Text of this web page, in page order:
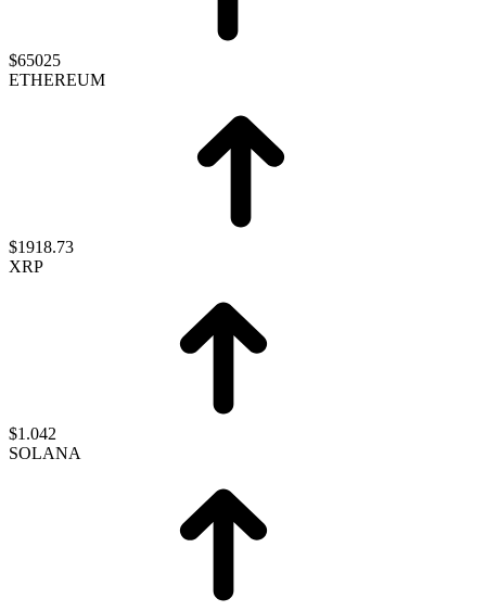
$65025
ETHEREUM
$1918.73
XRP
$1.042
SOLANA